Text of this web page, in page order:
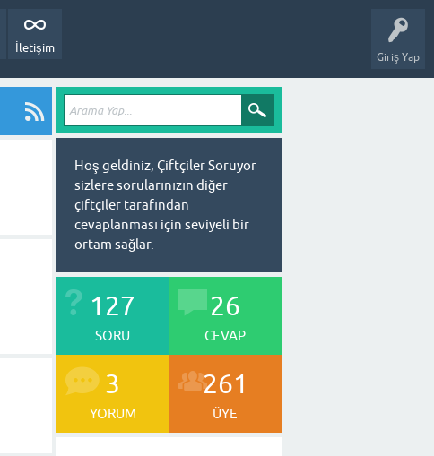
Giriş Yap
İletişim
Hoş geldiniz, Çiftçiler Soruyor
sizlere sorularınızın diğer
çiftçiler tarafından
cevaplanması için seviyeli bir
ortam sağlar.
127
SORU
26
CEVAP
3
YORUM
261
ÜYE